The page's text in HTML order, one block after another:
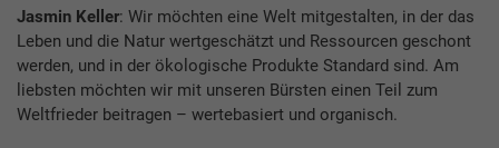
Jasmin Keller: Wir möchten eine Welt mitgestalten, in der das
Leben und die Natur wertgeschätzt und Ressourcen geschont
werden, und in der ökologische Produkte Standard sind. Am
liebsten möchten wir mit unseren Bürsten einen Teil zum
Weltfrieder beitragen – wertebasiert und organisch.